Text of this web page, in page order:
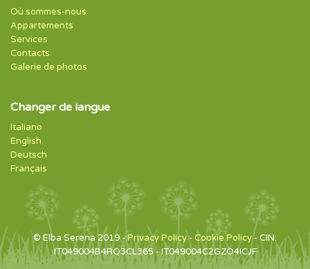
Où sommes-nous
Appartements
Services
Contacts
Galerie de photos
Changer de langue
Italiano
English
Deutsch
Français
© Elba Serena 2019 -Privacy Policy- Cookie Policy- CIN:
IT049004B4RQ3CL365 - IT049004C2GZO4ICJF